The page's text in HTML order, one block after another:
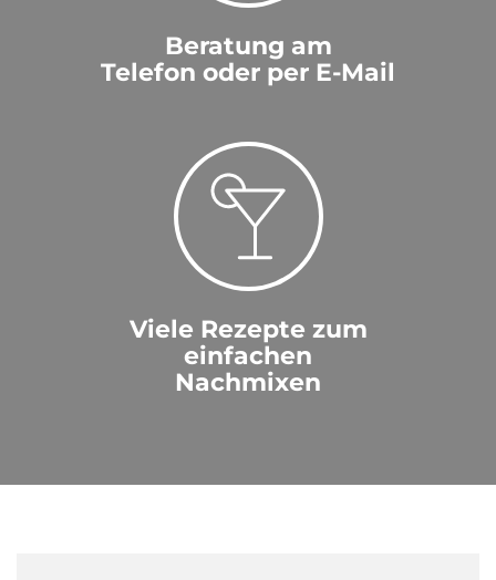
Beratung am
Telefon oder per E-Mail
Viele Rezepte zum
einfachen
Nachmixen